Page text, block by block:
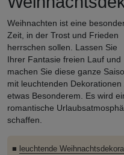
Weihnachten ist eine
Zeit, in der Trost und Frieden
herrschen sollen. Lassen Sie
Ihrer Fantasie freien Lauf und
machen Sie diese ganze
mit leuchtenden Dekorationen
etwas Besonderem. Es wird
romantische
schaffen.
■ leuchtende